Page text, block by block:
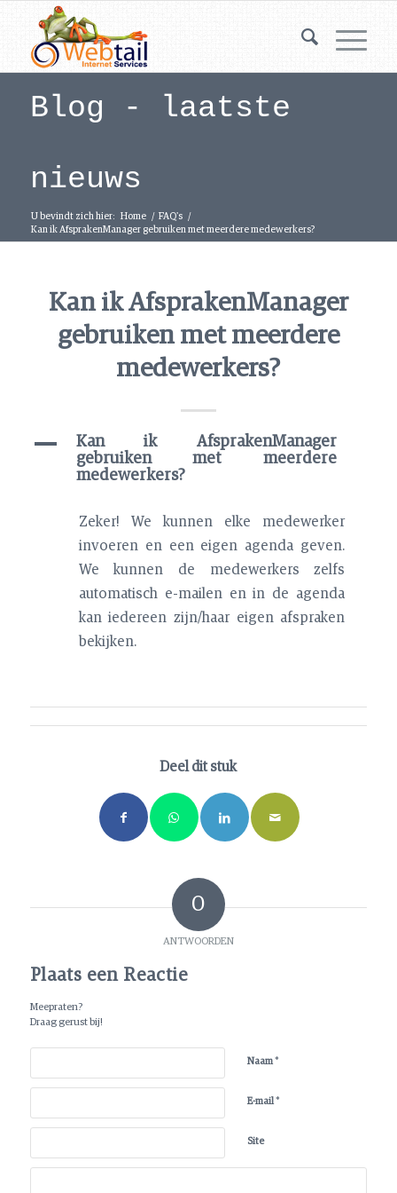
Blog - laatste
nieuws
U bevindt zich hier: Home / FAQ's
/
Kan ik AfsprakenManager gebruiken met meerdere medewerkers?
Kan ik AfsprakenManager
gebruiken met meerdere
medewerkers?
A
Kan ik AfsprakenManager
gebruiken met meerdere
medewerkers?
Zeker! We kunnen elke medewerker
invoeren en een eigen agenda geven.
We kunnen de medewerkers zelfs
automatisch e-mailen en in de agenda
kan iedereen zijn/haar eigen afspraken
bekijken.
Deel dit stuk
0
ANTWOORDEN
Plaats een Reactie
Meepraten?
Draag gerust bij!
Naam*
E-mail*
Site